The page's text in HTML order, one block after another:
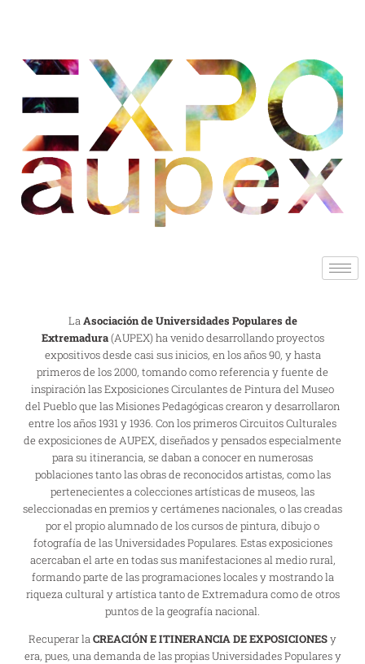
LaAsociación de Universidades Populares de
Extremadura(AUPEX) ha venido desarrollando proyectos
expositivos desde casi sus inicios, en los años 90, y hasta
primeros de los 2000, tomando como referencia y fuente de
inspiración las Exposiciones Circulantes de Pintura del Museo
del Pueblo que las Misiones Pedagógicas crearon y desarrollaron
entre los años 1931 y 1936. Con los primeros Circuitos Culturales
de exposiciones de AUPEX, diseñados y pensados especialmente
para su itinerancia, se daban a conocer en numerosas
poblaciones tanto las obras de reconocidos artistas, como las
pertenecientes a colecciones artísticas de museos, las
seleccionadas en premios y certámenes nacionales, o las creadas
por el propio alumnado de los cursos de pintura, dibujo o
fotografía de las Universidades Populares. Estas exposiciones
acercaban el arte en todas sus manifestaciones al medio rural,
formando parte de las programaciones locales y mostrando la
riqueza cultural y artística tanto de Extremadura como de otros
puntos de la geografía nacional.
Recuperar laCREACIÓN E ITINERANCIA DE EXPOSICIONESy
era, pues, una demanda de las propias Universidades Populares y